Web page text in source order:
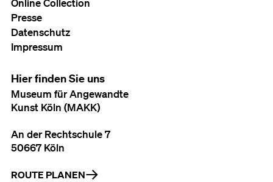
Online Collection
Presse
Datenschutz
Impressum
Hier finden Sie uns
Museum für Angewandte
Kunst Köln (MAKK)
An der Rechtschule 7
50667 Köln
ROUTE PLANEN